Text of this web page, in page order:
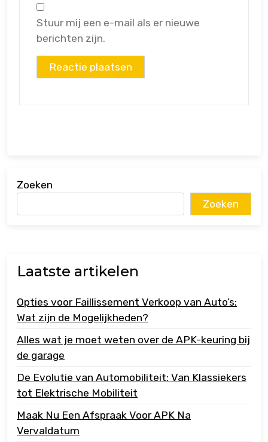
Stuur mij een e-mail als er nieuwe
berichten zijn.
Zoeken
Zoeken
Laatste artikelen
Opties voor Faillissement Verkoop van Auto’s:
Wat zijn de Mogelijkheden?
Alles wat je moet weten over de APK-keuring bij
de garage
De Evolutie van Automobiliteit: Van Klassiekers
tot Elektrische Mobiliteit
Maak Nu Een Afspraak Voor APK Na
Vervaldatum